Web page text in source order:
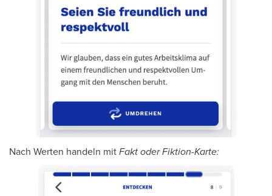
Nach Werten handeln mitFakt oder Fiktion-Karte: